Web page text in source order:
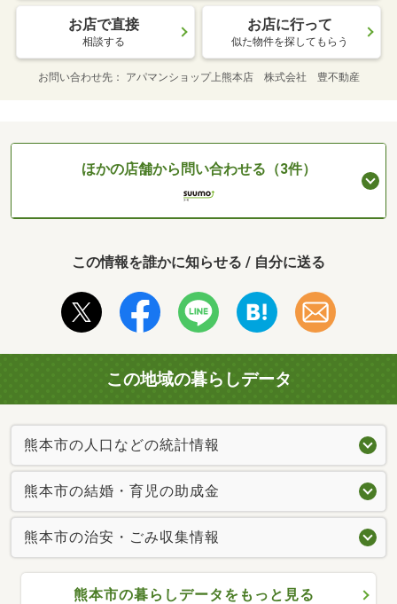
お店で直接
相談する
お店に行って
似た物件を探してもらう
お問い合わせ先 アパマンショップ上熊本店 株式会社 豊不動産
ほかの店舗から問い合わせる（3件）
この情報を誰かに知らせる / 自分に送る
この地域の暮らしデータ
熊本市の人口などの統計情報
熊本市の結婚・育児の助成金
熊本市の治安・ごみ収集情報
熊本市の暮らしデータをもっと見る